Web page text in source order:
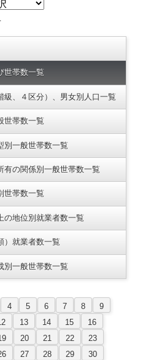
世帯数一覧
級、４区分）、男女別人口一覧
世帯数一覧
別一般世帯数一覧
有の関係別一般世帯数一覧
世帯数一覧
の地位別就業者数一覧
）就業者数一覧
別一般世帯数一覧
4 5 6 7 8
9
13 14 15
16
20 21 22
23
27 28 29
30